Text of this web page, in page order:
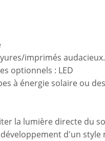
imprimés audacieux.
optionnels : LED
à énergie solaire ou
la lumière directe du
d'un